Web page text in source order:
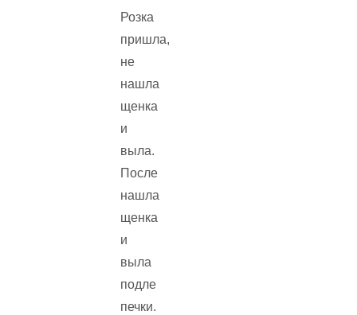
Розка
пришла,
не
нашла
щенка
и
выла.
После
нашла
щенка
и
выла
подле
печки.